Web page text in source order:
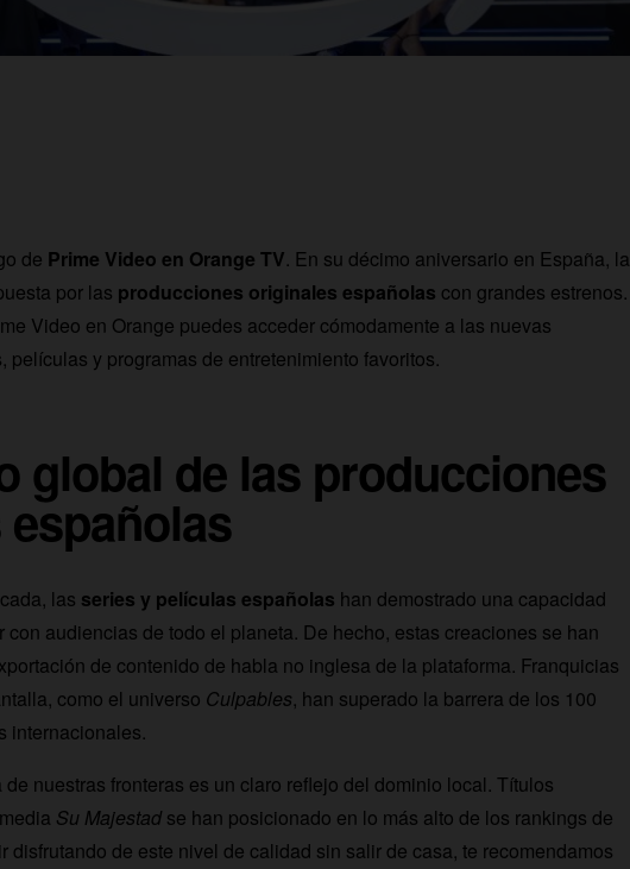
de Prime Video en Orange TV. En su décimo aniversario en España, la
por las producciones originales españolas con grandes estrenos.
Video en Orange puedes acceder cómodamente a las nuevas
películas y programas de entretenimiento favoritos.
global de las producciones
las series y películas españolas han demostrado una capacidad
audiencias de todo el planeta. De hecho, estas creaciones se han
de contenido de habla no inglesa de la plataforma. Franquicias
como el universo Culpables, han superado la barrera de los 100
internacionales.
nuestras fronteras es un claro reflejo del dominio local. Títulos
Su Majestadse han posicionado en lo más alto de los rankings de
disfrutando de este nivel de calidad sin salir de casa, te recomendamos